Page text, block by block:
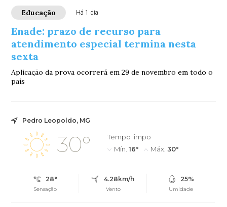
Educação Há 1 dia
Enade: prazo de recurso para
atendimento especial termina nesta
sexta
Aplicação da prova ocorrerá em 29 de novembro em todo o
país
Pedro Leopoldo, MG
30°
Tempo limpo
Mín. 16° Máx. 30°
28°
Sensação
4.28km/h
Vento
25%
Umidade